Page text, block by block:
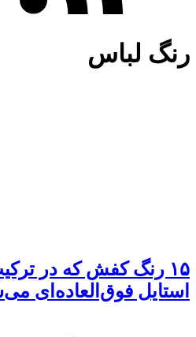
رنگ لباس
۱۵ رنگ کفش که در
استایل فوق‌العاده‌ای